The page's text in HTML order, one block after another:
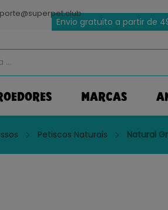
Envio gratuito a partir de
MARCAS
Petiscos Naturais Natural